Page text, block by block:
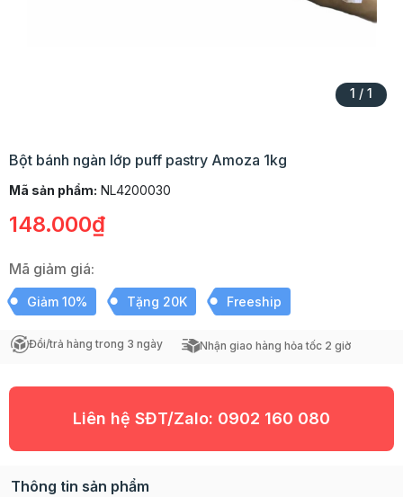
1 / 1
Bột bánh ngàn lớp puff pastry Amoza 1kg
Mã sản phẩm: NL4200030
148.000₫
Mã giảm giá:
Giảm 10% Tặng 20K Freeship
Đổi/trả hàng trong 3 ngày Nhận giao hàng hỏa tốc 2 giờ
Liên hệ SĐT/Zalo: 0902 160 080
Thông tin sản phẩm